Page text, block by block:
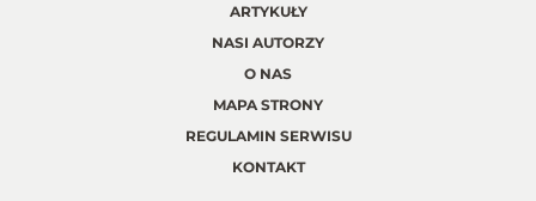
ARTYKUŁY
NASI AUTORZY
O NAS
MAPA STRONY
REGULAMIN SERWISU
KONTAKT